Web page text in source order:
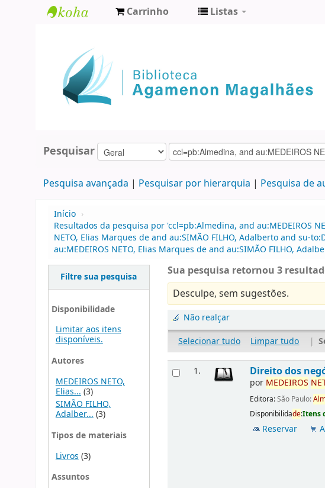
Agamenon
Magalhães
Carrinho Listas
Pesquisar
Pesquisa avançada Pesquisar por hierarquia Pesquisa de
Início ›
Resultados da pesquisa por 'ccl=pb:Almedina, and au:MEDEIROS
NETO, Elias Marques de and au:SIMÃO FILHO, Adalberto and su-
au:MEDEIROS NETO, Elias Marques de and au:SIMÃO FILHO,
Filtre sua pesquisa
Disponibilidade
Limitar aos itens
disponíveis.
Autores
MEDEIROS NETO,
Elias... (3)
SIMÃO FILHO,
Adalber...(3)
Tipos de materiais
Livros (3)
Assuntos
Sua pesquisa retornou 3
Desculpe, sem sugestões.
Não realçar
Selecionar tudo
Limpar tudo |
1. Direito dos
por MEDEIROS
Editora:São Paulo:
Disponibilidade:Itens
Reservar